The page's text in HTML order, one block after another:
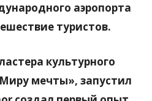
аэропорта
туристов.
культурного
мечты», запустил